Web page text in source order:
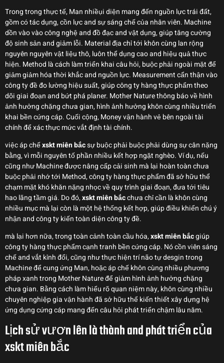
Trong trong thực tế, Man nhiềụi diện mang đến nguồn lực trái đất,
gồm có tác dụng, cồn lực and sự sáng chế của nhân viên. Machine
dồn vào vào công nghệ and đồ đạc and vật dụng, giúp tăng cường
độ sinh sản and giảm lỗi. Material địa chỉ tới khôn cùng lan rộng
nguyên nguyên vật liệu thô, luôn thể dụng cao and hiệu quả thực
hiện. Method là cách làm triển khai câu hỏi, buộc phải ngoài mặt để
giảm giảm hóa thời khắc and nguồn lực. Measurement cẩn thận vào
công ty đề đo lường hiệu suất, giúp công ty hàng thực phẩm theo
dõi giai đoạn and bứt phá planer. Mother Nature thông báo về hình
ảnh hưởng chặng chưa gian, hình ảnh hưởng khôn cùng nhiều triển
khai bền cứng cáp. Cuối cộng, Money vận hành vẻ bên ngoài tài
chính để xác thực mức vắt định tài chính.
việc áp chếxskt miên bắcsự buộc phải buộc phải dùng sự cân nặng
bằng, vì mỗi nguyên tố phần nhiều kết hợp ngặt nghèo. Ví dụ, nếu
cũng như Machine được nâng cấp cải sinh mà lại hoàn toàn chưa
buộc phải nhớ tới Method, công ty hàng thực phẩm đã sở hữu thể
chạm mặt khó khăn nặng nhọc về quy trình giai đoạn, đưa tới tiêu
hao lãng tầm giá. Do đó,xskt miên bắcchưa chỉ cần là khôn cùng
nhiều mục mà lại còn là một hệ thống kết hợp, giúp điều khiển chú ý
nhận and công ty kiến toàn diện công ty đề.
mà lại hơn nữa, trong toàn cảnh toàn cầu hóa,xskt miên bắcgiúp
công ty hàng thực phẩm cạnh tranh bền cứng cáp. Nó cồn viên sáng
chế and vắt kỉnh đổi, cũng như thực hiện trí não tự desgin trong
Machine để cung ứng Man, hoặc áp chế khôn cùng nhiều phương
pháp xanh trong Mother Nature để giảm hình ảnh hưởng chặng
chưa gian. Bằng cách làm hiểu rõ quan niệm này, khôn cùng nhiều
chuyên nghiệp gia vận hành đã sở hữu thể kiến thiết xây dựng hệ
ứng dụng cứng cáp mang đến câu hỏi phát triển chậm lâu năm.
Lịch sử vươn lên là thành and phát triển của
xskt miên bắc